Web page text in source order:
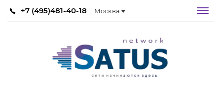
+7 (495)481-40-18 Москва